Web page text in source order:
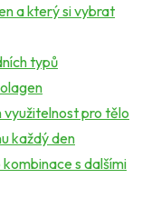
a který si vybrat
typů
využitelnost pro tělo
každý den
s dalšími